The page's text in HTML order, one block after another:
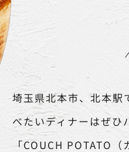
埼玉県北本市、北本駅
べたいディナーはぜひ
「COUCH POTATO（